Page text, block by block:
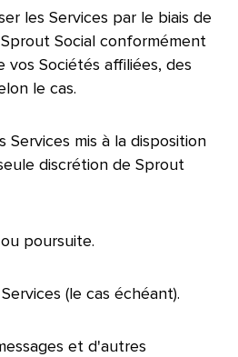
les Services par le biais de
Social conformément
Sociétés affiliées, des
le cas.​​
mis à la disposition
discrétion de Sprout
poursuite.​​
(le cas échéant).​​
et d'autres